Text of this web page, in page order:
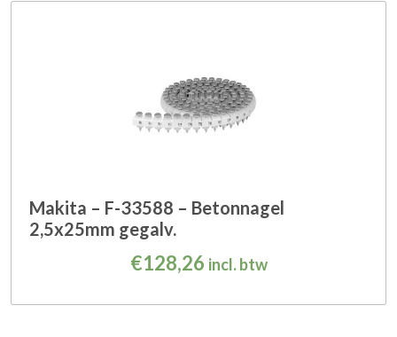
Makita – F-33588 – Betonnagel
2,5x25mm gegalv.
€128,26 incl. btw